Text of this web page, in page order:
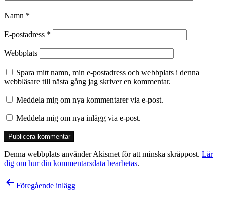
Namn *
E-postadress *
Webbplats
Spara mitt namn, min e-postadress och webbplats i denna
webbläsare till nästa gång jag skriver en kommentar.
Meddela mig om nya kommentarer via e-post.
Meddela mig om nya inlägg via e-post.
Denna webbplats använder Akismet för att minska skräppost. Lär
dig om hur din kommentarsdata bearbetas.
Inläggsnavigering
Föregående inlägg